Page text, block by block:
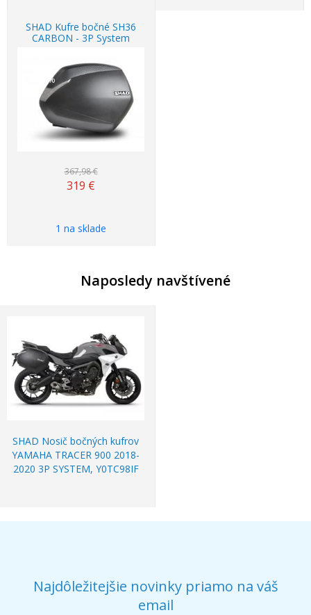
SHAD Kufre bočné SH36
CARBON - 3P System
-13%
367,98 €
319 €
1 na sklade
Naposledy navštívené
SHAD Nosič bočných kufrov
YAMAHA TRACER 900 2018-
2020 3P SYSTEM, Y0TC98IF
Najdôležitejšie novinky priamo na váš
email